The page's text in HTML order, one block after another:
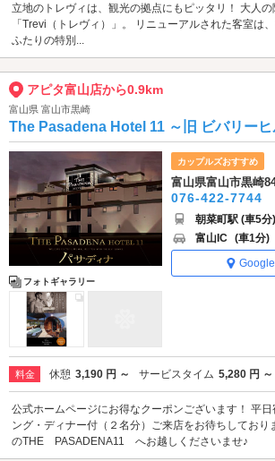
立地のトレヴィは、観光の拠点にもピッタリ！ 大人
「Trevi（トレヴィ）」。 リニューアルされた客室は
ふたりの特別...
アピタ富山店から0.9km
富山県 富山市黒崎
The Pasadena Hotel 11 ～旧 ビバリーヒ
フォトギャラリー
カップルズおすすめ
富山県富山市黒崎
076-422-7744
朝菜町駅 (車5分)
富山IC (車1分)
料金 休憩 3,190 円 ～ サービスタイム 5,280 円 ～
公式ホームページにお得なクーポンございます！ 平
ング・ディナー付（２名分）ご来店をお待ちしてお
のTHE PASADENA11 へお越しくださいませ♪